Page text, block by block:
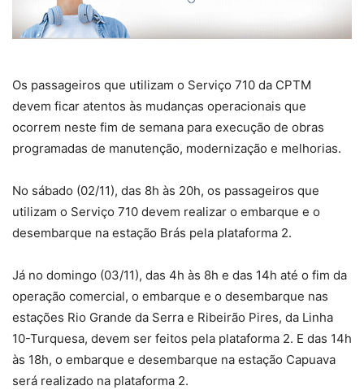
Os passageiros que utilizam o Serviço 710 da CPTM
devem ficar atentos às mudanças operacionais que
ocorrem neste fim de semana para execução de obras
programadas de manutenção, modernização e melhorias.
No sábado (02/11), das 8h às 20h, os passageiros que
utilizam o Serviço 710 devem realizar o embarque e o
desembarque na estação Brás pela plataforma 2.
Já no domingo (03/11), das 4h às 8h e das 14h até o fim da
operação comercial, o embarque e o desembarque nas
estações Rio Grande da Serra e Ribeirão Pires, da Linha
10-Turquesa, devem ser feitos pela plataforma 2. E das 14h
às 18h, o embarque e desembarque na estação Capuava
será realizado na plataforma 2.